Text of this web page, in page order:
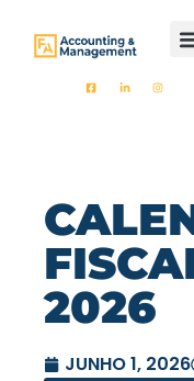
2026
JUNHO 1, 2026